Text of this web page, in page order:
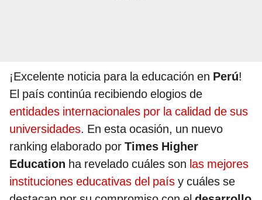
¡Excelente noticia para la educación en Perú!
El país continúa recibiendo elogios de
entidades internacionales por la calidad de sus
universidades. En esta ocasión, un nuevo
ranking elaborado por Times Higher
Education ha revelado cuáles son las mejores
instituciones educativas del país y cuáles se